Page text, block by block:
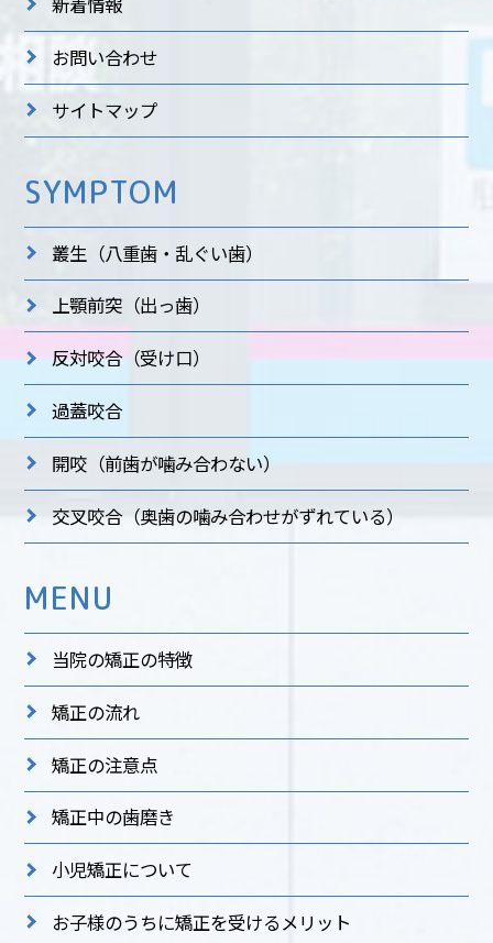
お問い合わせ
サイトマップ
SYMPTOM
叢生 （八重歯・乱ぐい歯）
上顎前突 （出っ歯）
反対咬合（受け口）
過蓋咬合
開咬 （前歯が噛み合わない）
交叉咬合（奥歯の噛み合わせがずれている）
MENU
当院の矯正の特徴
矯正の流れ
矯正の注意点
矯正中の歯磨き
小児矯正について
お子様のうちに矯正を受けるメリット